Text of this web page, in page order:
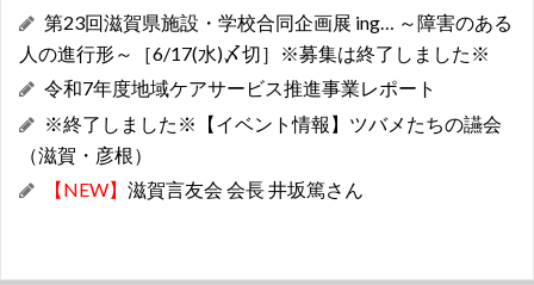
第23回滋賀県施設・学校合同企画展 ing… ～障害のある
人の進行形～［6/17(水)〆切］※募集は終了しました※
令和7年度地域ケアサービス推進事業レポート
※終了しました※【イベント情報】ツバメたちの讌会
（滋賀・彦根）
【NEW】 滋賀言友会 会長 井坂篤さん